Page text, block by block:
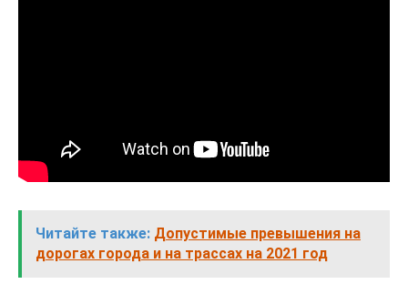
Читайте также: Допустимые превышения на
дорогах города и на трассах на 2021 год